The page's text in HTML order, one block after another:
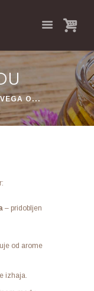
O...
– pridobljen
od arome
izhaja.